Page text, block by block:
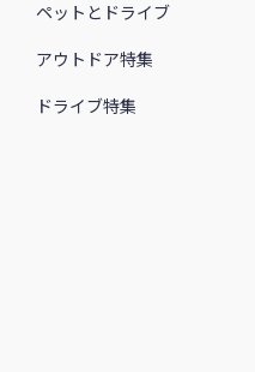
ペットとドライブ
アウトドア特集
ドライブ特集